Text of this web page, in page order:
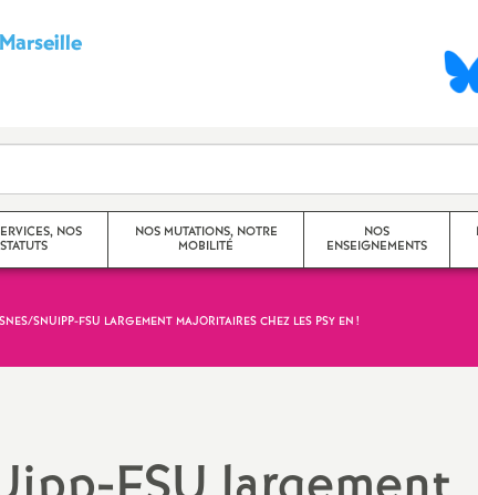
S
d
i
c
NOS
STATUTS
NOS MUTATIONS, NOTRE
MOBILITÉ
Académique
NOS
ENSEIGNEMENTS
SNUIPP-FSU LARGEMENT MAJORITAIRES CHEZ LES PSY EN !